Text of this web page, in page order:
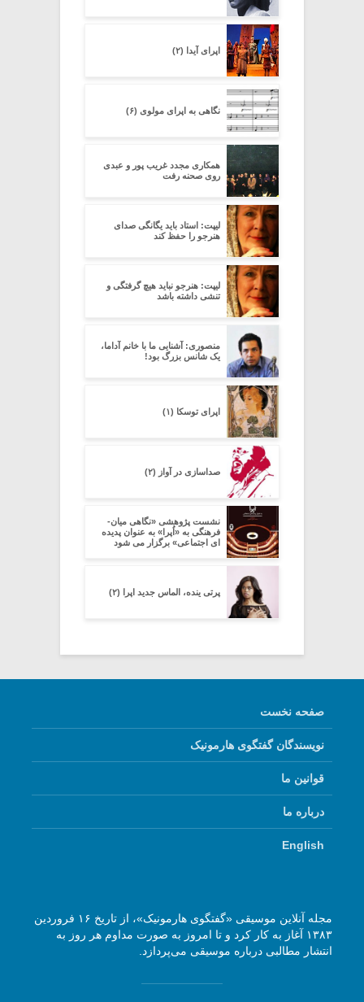
اپرای آیدا (۲)
نگاهی به اپرای مولوی (۶)
همکاری مجدد غریب پور و عبدی
روی صحنه رفت
لیپت: استاد باید یگانگی صدای
هنرجو را حفظ کند
لیپت: هنرجو نباید هیچ گرفتگی و
تنشی داشته باشد
منصوری: آشنایی ما با خانم آداما،
یک شانس بزرگ بود!
اپرای توسکا (۱)
صداسازی در آواز (۲)
نشست پژوهشی «نگاهی میان-
فرهنگی به «اُپرا» به عنوان پدیده
ای اجتماعی» برگزار می شود
پرتی ینده، الماس جدید اپرا (۲)
صفحه نخست
نویسندگان گفتگوی هارمونیک
قوانین ما
درباره ما
English
مجله آنلاین موسیقی «گفتگوی هارمونیک»، از تاریخ ۱۶ فروردین
۱۳۸۳ آغاز به کار کرد و تا امروز به صورت مداوم هر روز به
انتشار مطالبی درباره موسیقی می‌پردازد.